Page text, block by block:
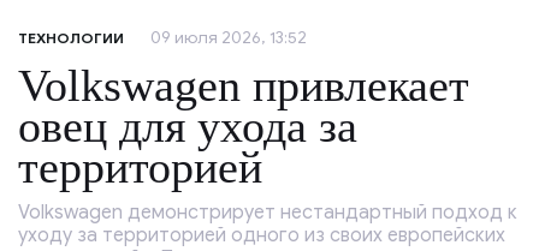
ТЕХНОЛОГИИ 09 июля 2026, 13:52
Volkswagen привлекает
овец для ухода за
территорией
Volkswagen демонстрирует нестандартный подход к
уходу за территорией одного из своих европейских